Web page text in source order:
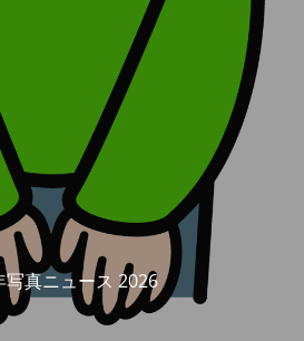
真ニュース 2026